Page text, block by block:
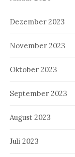
Dezember 2023
November 2023
Oktober 2023
September 2023
August 2023
Juli 2023